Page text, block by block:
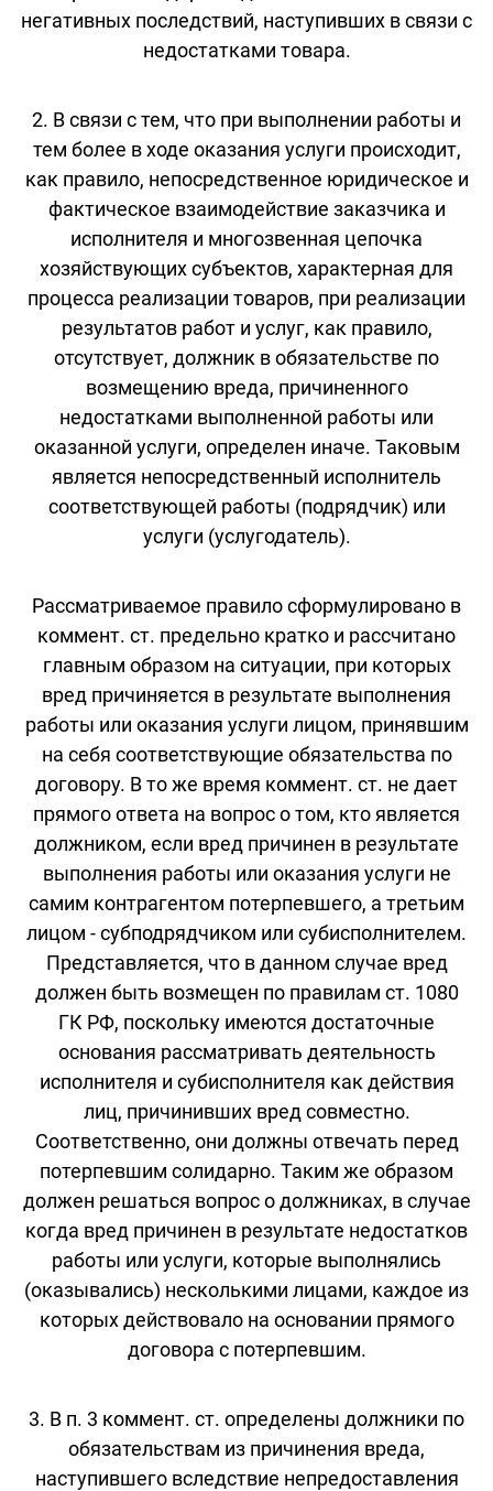
негативных последствий, наступивших в связи с
недостатками товара.
2. В связи с тем, что при выполнении работы и
тем более в ходе оказания услуги происходит,
как правило, непосредственное юридическое и
фактическое взаимодействие заказчика и
исполнителя и многозвенная цепочка
хозяйствующих субъектов, характерная для
процесса реализации товаров, при реализации
результатов работ и услуг, как правило,
отсутствует, должник в обязательстве по
возмещению вреда, причиненного
недостатками выполненной работы или
оказанной услуги, определен иначе. Таковым
является непосредственный исполнитель
соответствующей работы (подрядчик) или
услуги (услугодатель).
Рассматриваемое правило сформулировано в
коммент. ст. предельно кратко и рассчитано
главным образом на ситуации, при которых
вред причиняется в результате выполнения
работы или оказания услуги лицом, принявшим
на себя соответствующие обязательства по
договору. В то же время коммент. ст. не дает
прямого ответа на вопрос о том, кто является
должником, если вред причинен в результате
выполнения работы или оказания услуги не
самим контрагентом потерпевшего, а третьим
лицом - субподрядчиком или субисполнителем.
Представляется, что в данном случае вред
должен быть возмещен по правилам ст. 1080
ГК РФ, поскольку имеются достаточные
основания рассматривать деятельность
исполнителя и субисполнителя как действия
лиц, причинивших вред совместно.
Соответственно, они должны отвечать перед
потерпевшим солидарно. Таким же образом
должен решаться вопрос о должниках, в случае
когда вред причинен в результате недостатков
работы или услуги, которые выполнялись
(оказывались) несколькими лицами, каждое из
которых действовало на основании прямого
договора с потерпевшим.
3. В п. 3 коммент. ст. определены должники по
обязательствам из причинения вреда,
наступившего вследствие непредоставления